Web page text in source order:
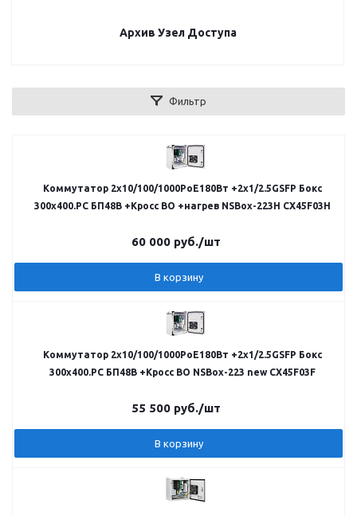
Архив Узел Доступа
Фильтр
Коммутатор 2х10/100/1000PoE180Вт +2х1/2.5GSFP Бокс
300x400.PC БП48В +Кросс ВО +нагрев NSBox-223H CX45F03H
60 000руб./шт
В корзину
Коммутатор 2х10/100/1000PoE180Вт +2х1/2.5GSFP Бокс
300x400.PC БП48В +Кросс ВО NSBox-223 new CX45F03F
55 500руб./шт
В корзину